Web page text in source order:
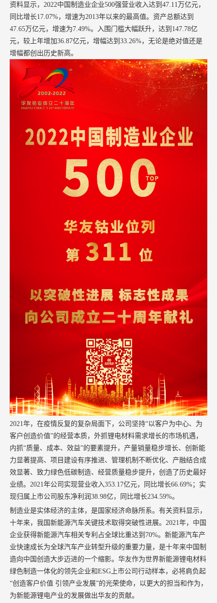
资料显示，2022中国制造业企业500强营业收入达到47.11万亿元，
同比增长17.07%，增速为2013年以来的最高值。资产总额达到
47.65万亿元，增速为7.49%。入围门槛大幅跃升，达到147.78亿
元，较上年增加36.87亿元，增幅达到33.26%，无论是绝对值还是
增幅都创出历史新高。
2021年，在疫情反复的复杂局面下，公司坚持“以客户为中心、为
客户创造价值”的经营本质，外抓锂电材料需求增长的市场机遇，
内抓“质量、成本、效益”的要素提升，产量销量稳步增长、创新能
力显著提高、项目建设有序推进、管理机制不断优化、产融结合成
效显著、致力绿色低碳制造、经营质量稳步提升，创造了历史最好
业绩。2021年公司实现营业收入353.17亿元，同比增长66.69%；实
现归属上市公司股东净利润38.98亿，同比增长234.59%。
制造业是实体经济的主体，是国家经济命脉所系。有关资料显示，
十年来，我国新能源汽车关键技术取得突破性进展。2021年，中国
企业获得新能源汽车相关专利占全球比重达到70%。新能源汽车产
业快速成长为全球汽车产业转型升级的重要力量，是十年来中国制
造向中国创造大步迈进的一个缩影。华友作为世界新能源锂电材料
绿色制造一体化的领先企业和ESG上市公司行动样本，必将肩负起
“创造客户价值 引领产业发展”的光荣使命，以更大的担当和作为，
为新能源锂电产业的发展做出华友的贡献。